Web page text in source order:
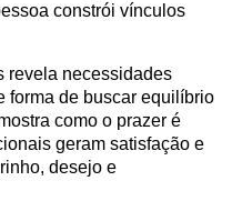
constrói vínculos
revela necessidades
forma de buscar equilíbrio
como o prazer é
geram satisfação e
desejo e